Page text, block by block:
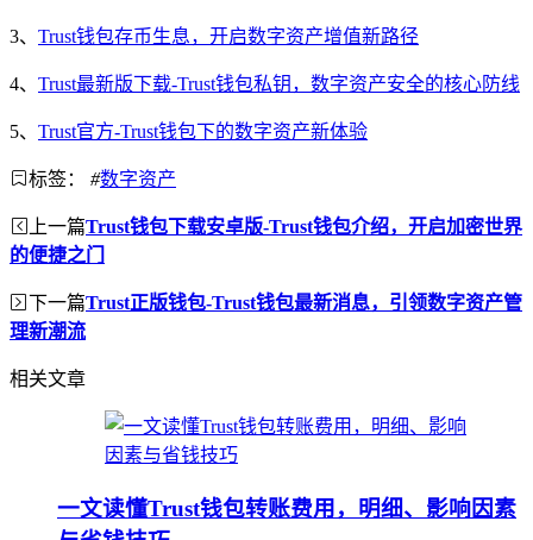
3、 Trust钱包存币生息，开启数字资产增值新路径
4、 Trust最新版下载-Trust钱包私钥，数字资产安全的核心防线
5、 Trust官方-Trust钱包下的数字资产新体验
标签： #数字资产
上一篇Trust钱包下载安卓版-Trust钱包介绍，开启加密世界
的便捷之门
下一篇Trust正版钱包-Trust钱包最新消息，引领数字资产管
理新潮流
相关文章
一文读懂Trust钱包转账费用，明细、影响因素